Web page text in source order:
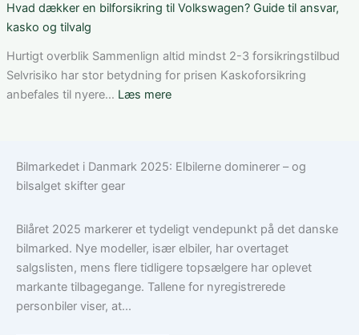
den
løsning
ung
bilforsikring
Tesla
Model
3:
den
Hvad dækker en bilforsikring til Volkswagen? Guide til ansvar,
kasko og tilvalg
Hurtigt overblik Sammenlign altid mindst 2-3 forsikringstilbud
Selvrisiko har stor betydning for prisen Kaskoforsikring
anbefales til nyere… Læs mere:
bilforsikring
Guide
til
ansvar,
kasko
Bilmarkedet i Danmark 2025: Elbilerne dominerer – og
bilsalget skifter gear
Bilåret 2025 markerer et tydeligt vendepunkt på det danske
bilmarked. Nye modeller, især elbiler, har overtaget
salgslisten, mens flere tidligere topsælgere har oplevet
markante tilbagegange. Tallene for nyregistrerede
personbiler viser, at...